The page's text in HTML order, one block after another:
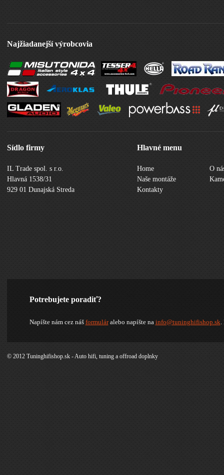
Najžiadanejší výrobcovia
Sídlo firmy
IL Trade spol. s r.o.
Hlavná 1538/31
929 01 Dunajská Streda
Hlavné menu
Home
O
Naše montáže
Kontakty
Potrebujete poradiť?
Napíšte nám cez náš formuláralebo napíšte na info@tuninghifishop.sk.
© 2012 Tuninghifishop.sk - Auto hifi, tuning a offroad doplnky